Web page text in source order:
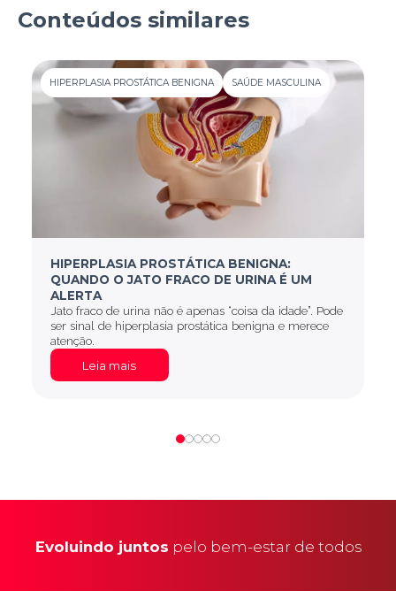
Conteúdos similares
HIPERPLASIA PROSTÁTICA BENIGNA SAÚDE MASCULINA
HIPERPLASIA PROSTÁTICA BENIGNA:
QUANDO O JATO FRACO DE URINA É UM
ALERTA
Jato fraco de urina não é apenas “coisa da idade”. Pode
ser sinal de hiperplasia prostática benigna e merece
atenção.
Leia mais
Evoluindo juntos pelo bem-estar de todos